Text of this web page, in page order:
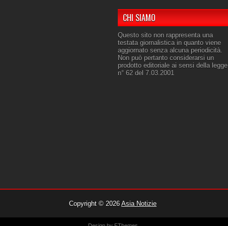
CHI SIAMO
Questo sito non rappresenta una
testata giornalistica in quanto viene
aggiornato senza alcuna periodicità.
Non può pertanto considerarsi un
prodotto editoriale ai sensi della legge
n° 62 del 7.03.2001
Copyright © 2026 Asia Notizie